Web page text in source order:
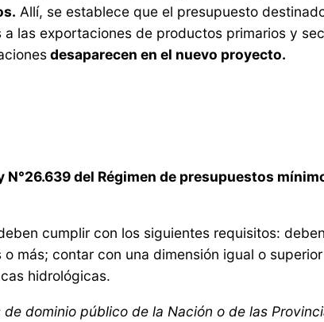
Allí, se establece que el presupuesto
las exportaciones de productos primarios y
desaparecen en el nuevo proyecto.
N°26.639 del Régimen de presupuestos
cumplir con los siguientes requisitos:
más; contar con una dimensión igual o
hidrológicas.
dominio público de la Nación o de las